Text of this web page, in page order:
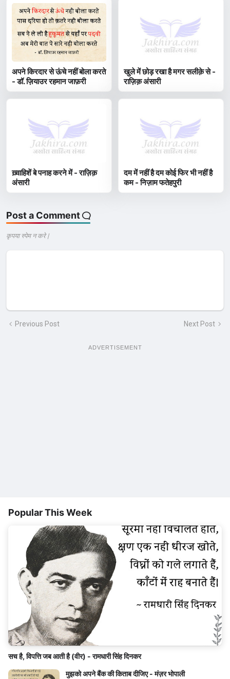
अपने किरदार से ऊंचे नहीं बोला करते
- डॉ. ज़ियाउर रहमान जाफ़री
खुले में छोड़ रखा है मगर सलीक़े से -
राज़िक़ अंसारी
ख़्वाहिशें बे पनाह करने में - राज़िक़
अंसारी
दम में नहीं है दम कोई फिर भी नहीं है
कम - निज़ाम फतेहपुरी
Post a Comment
कृपया स्पेम न करे |
Previous Post Next Post
ADVERTISEMENT
Popular This Week
सच है, विपत्ति जब आती है (वीर) - रामधारी सिंह दिनकर
मुझको अपने बैंक की किताब दीजिए - मंज़र भोपाली